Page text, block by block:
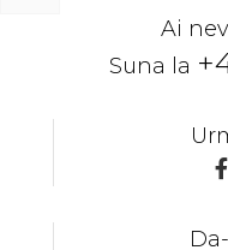
Ai
Suna la